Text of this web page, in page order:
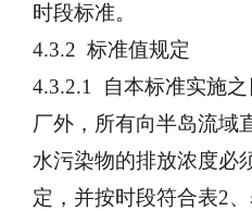
时段标准。
4.3.2 标准值规定
4.3.2.1 自本标准实施
厂外，所有向半岛流域
水污染物的排放浓度必
定，并按时段符合表2、